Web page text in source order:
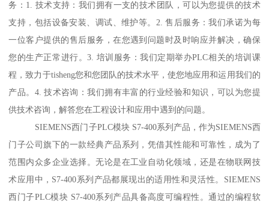
务：1. 技术支持：我们拥有一支的技术团队，可以为您提供的技术
支持，包括设备安装、调试、维护等。2. 售后服务：我们承诺为每
一位客户提供的售后服务，在您遇到问题时及时响应并解决，确保
您的生产正常进行。3. 培训服务：我们定期举办PLC相关的培训课
程，致力于tisheng您和您团队的技术水平，使您地应用和运用我们的
产品。4. 技术咨询：我们拥有丰富的行业经验和知识，可以为您提
供技术咨询，解答您在工程设计和应用中遇到的问题。
SIEMENS西门子PLC模块 S7-400系列产品，作为SIEMENS西
门子公司旗下的一款经典产品系列，凭借其性能和可靠性，成为了
范围内众多企业选择。无论是在工业自动化领域，还是在物联网技
术应用中，S7-400系列产品都展现出的适用性和灵活性。SIEMENS
西门子PLC模块 S7-400系列产品具备高度可编程性。通过的编程软